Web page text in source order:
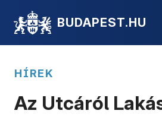
BUDAPEST.HU
HÍREK
Az Utcáról